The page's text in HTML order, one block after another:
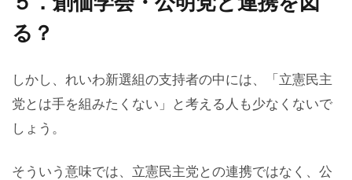
る？
しかし、れいわ新選組の支持者の中には、「立憲民主
党とは手を組みたくない」と考える人も少なくないで
しょう。
そういう意味では、立憲民主党との連携ではなく、公